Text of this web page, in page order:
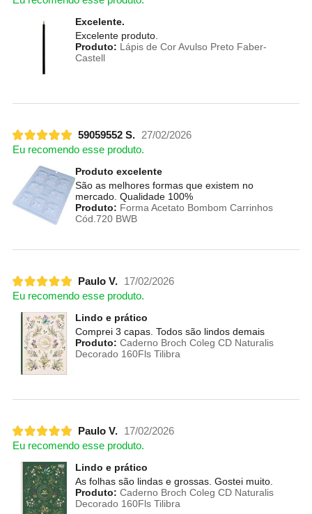
Excelente.
Excelente produto.
Produto: Lápis de Cor Avulso Preto Faber-
Castell
59059552 S.
27/02/2026
Eu recomendo esse produto.
Produto excelente
São as melhores formas que existem no
mercado. Qualidade 100%
Produto: Forma Acetato Bombom Carrinhos
Cód.720 BWB
Paulo V.
17/02/2026
Eu recomendo esse produto.
Lindo e prático
Comprei 3 capas. Todos são lindos demais
Produto: Caderno Broch Coleg CD Naturalis
Decorado 160Fls Tilibra
Paulo V.
17/02/2026
Eu recomendo esse produto.
Lindo e prático
As folhas são lindas e grossas. Gostei muito.
Produto: Caderno Broch Coleg CD Naturalis
Decorado 160Fls Tilibra